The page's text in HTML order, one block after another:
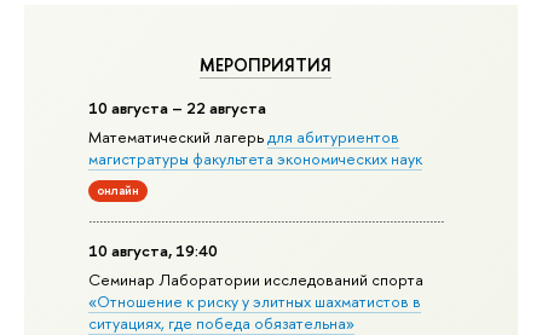
МЕРОПРИЯТИЯ
10 августа – 22 августа
Математический лагерьдля абитуриентов
магистратуры факультета экономических наук
онлайн
10 августа, 19:40
Семинар Лаборатории исследований спорта
«Отношение к риску у элитных шахматистов в
ситуациях, где победа обязательна»